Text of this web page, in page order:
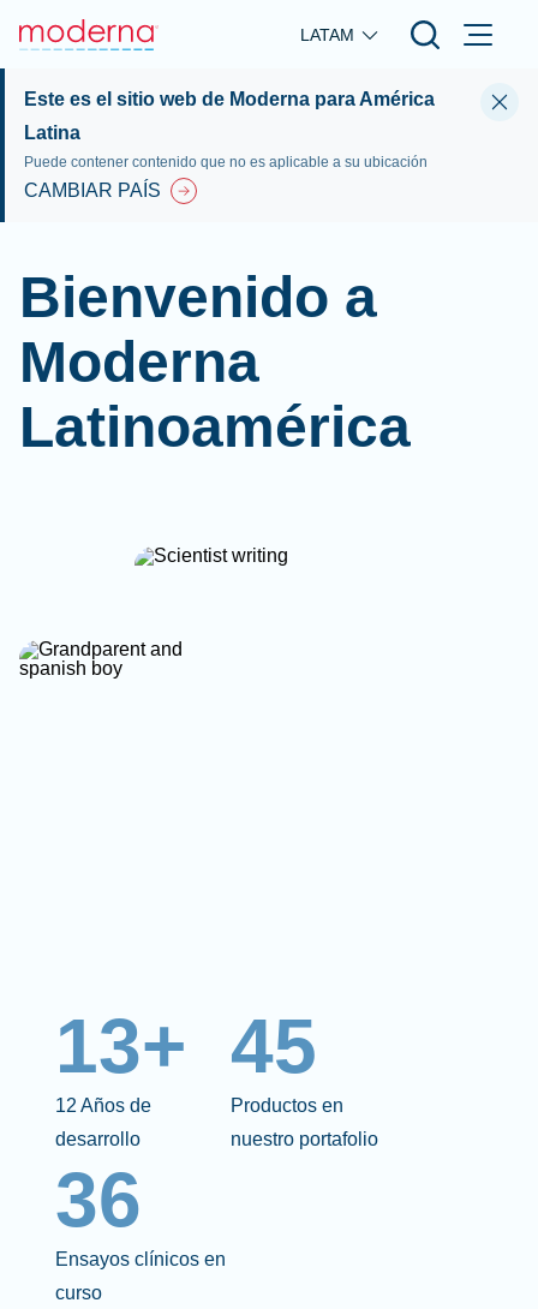
Skip to main content
LATAM
Este es el sitio web de Moderna para América
Latina
Puede contener contenido que no es aplicable a su ubicación
CAMBIAR PAÍS
Bienvenido a
Moderna
Latinoamérica
13+
12 Años de
desarrollo
45
Productos en
nuestro portafolio
36
Ensayos clínicos en
curso